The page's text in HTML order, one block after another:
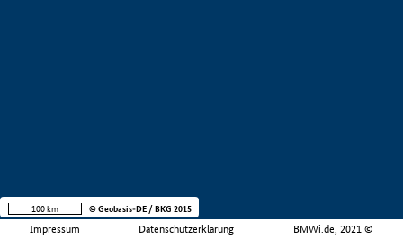
Impressum Datenschutzerklärung BMWi.de, 2021 ©
100 km © Geobasis-DE / BKG 2015